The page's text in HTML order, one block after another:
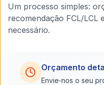
Um processo simples:
recomendação FCL/LCL
necessário.
Orçamento
Envie‑nos o seu